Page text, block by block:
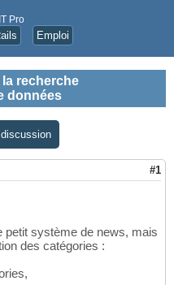
Pro
Emploi
recherche
données
#1
petit système de news, mais
des catégories :